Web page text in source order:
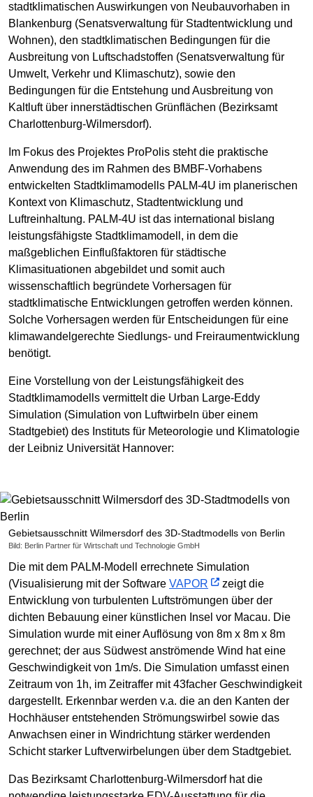
stadtklimatischen Auswirkungen von Neubauvorhaben in
Blankenburg (Senatsverwaltung für Stadtentwicklung und
Wohnen), den stadtklimatischen Bedingungen für die
Ausbreitung von Luftschadstoffen (Senatsverwaltung für
Umwelt, Verkehr und Klimaschutz), sowie den
Bedingungen für die Entstehung und Ausbreitung von
Kaltluft über innerstädtischen Grünflächen (Bezirksamt
Charlottenburg-Wilmersdorf).
Im Fokus des Projektes ProPolis steht die praktische
Anwendung des im Rahmen des BMBF-Vorhabens
entwickelten Stadtklimamodells PALM-4U im planerischen
Kontext von Klimaschutz, Stadtentwicklung und
Luftreinhaltung. PALM-4U ist das international bislang
leistungsfähigste Stadtklimamodell, in dem die
maßgeblichen Einflußfaktoren für städtische
Klimasituationen abgebildet und somit auch
wissenschaftlich begründete Vorhersagen für
stadtklimatische Entwicklungen getroffen werden können.
Solche Vorhersagen werden für Entscheidungen für eine
klimawandelgerechte Siedlungs- und Freiraumentwicklung
benötigt.
Eine Vorstellung von der Leistungsfähigkeit des
Stadtklimamodells vermittelt die Urban Large-Eddy
Simulation (Simulation von Luftwirbeln über einem
Stadtgebiet) des Instituts für Meteorologie und Klimatologie
der Leibniz Universität Hannover:
Gebietsausschnitt Wilmersdorf des 3D-Stadtmodells von Berlin
Bild: Berlin Partner für Wirtschaft und Technologie GmbH
Die mit dem PALM-Modell errechnete Simulation
(Visualisierung mit der Software VAPOR
zeigt die
Entwicklung von turbulenten Luftströmungen über der
dichten Bebauung einer künstlichen Insel vor Macau. Die
Simulation wurde mit einer Auflösung von 8m x 8m x 8m
gerechnet; der aus Südwest anströmende Wind hat eine
Geschwindigkeit von 1m/s. Die Simulation umfasst einen
Zeitraum von 1h, im Zeitraffer mit 43facher Geschwindigkeit
dargestellt. Erkennbar werden v.a. die an den Kanten der
Hochhäuser entstehenden Strömungswirbel sowie das
Anwachsen einer in Windrichtung stärker werdenden
Schicht starker Luftverwirbelungen über dem Stadtgebiet.
Das Bezirksamt Charlottenburg-Wilmersdorf hat die